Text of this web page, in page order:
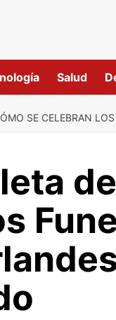
Salud
SE CELEBRAN